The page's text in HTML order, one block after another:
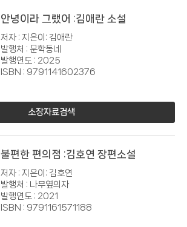
안녕이라 그랬어 :김애란 소설
저자 : 지은이: 김애란
발행처 : 문학동네
발행연도 : 2025
ISBN : 9791141602376
소장자료검색
불편한 편의점 :김호연 장편소설
저자 : 지은이: 김호연
발행처 : 나무옆의자
발행연도 : 2021
ISBN : 9791161571188